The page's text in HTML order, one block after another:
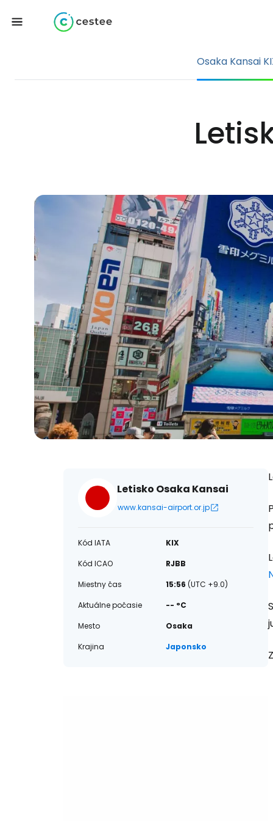
Osaka Kansai
Letisko Osaka Kansai
www.kansai-airport.or.jp
Kód IATA
KIX
Kód ICAO
RJBB
Miestny čas
15:56 (UTC +9.0)
Aktuálne počasie
-- °C
Mesto
Osaka
Krajina
Japonsko